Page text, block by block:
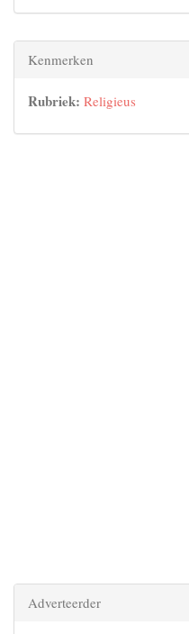
Kenmerken
Rubriek: Religieus
Adverteerder